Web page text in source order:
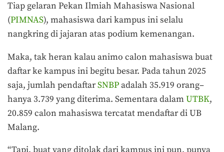
Tiap gelaran Pekan Ilmiah Mahasiswa Nasional
(PIMNAS), mahasiswa dari kampus ini selalu
nangkring di jajaran atas podium kemenangan.
Maka, tak heran kalau animo calon mahasiswa buat
daftar ke kampus ini begitu besar. Pada tahun 2025
saja, jumlah pendaftarSNBPadalah 35.919 orang–
hanya 3.739 yang diterima. Sementara dalamUTBK,
20.859 calon mahasiswa tercatat mendaftar di UB
Malang.